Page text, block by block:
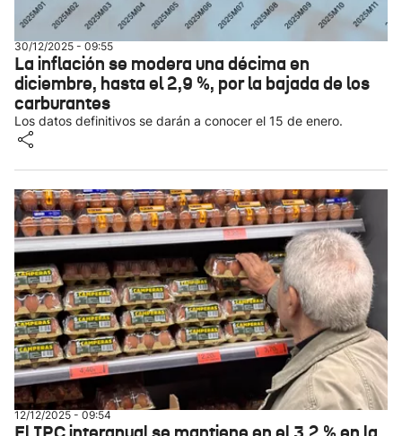
30/12/2025 - 09:55
La inflación se modera una décima en
diciembre, hasta el 2,9 %, por la bajada de los
carburantes
Los datos definitivos se darán a conocer el 15 de enero.
12/12/2025 - 09:54